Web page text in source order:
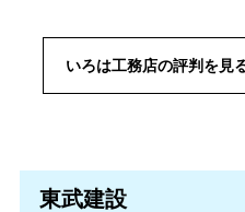
いろは工務店の評判を見
東武建設